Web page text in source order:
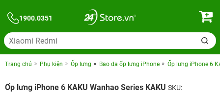
1900.0351
Trang chủ Phụ kiện Ốp lưng Bao da ốp lưng iPhone Ốp lưng iPhone 6
Ốp lưng iPhone 6 KAKU Wanhao Series KAKU SKU: